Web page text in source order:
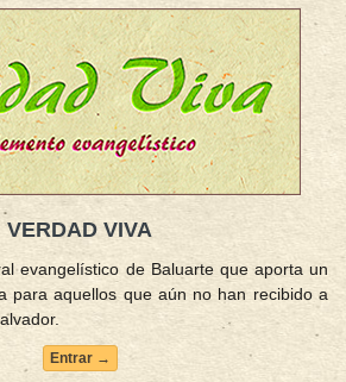
VERDAD VIVA
evangelístico de Baluarte que aporta un
para aquellos que aún no han recibido a
Entrar →